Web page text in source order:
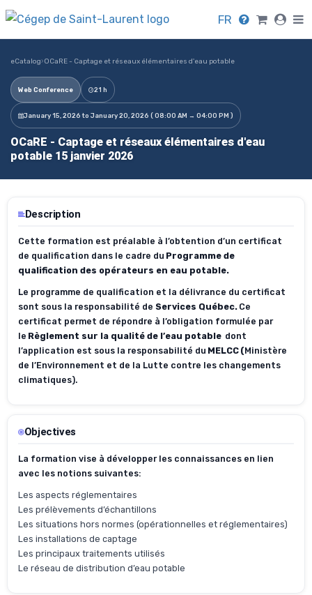
FR
eCatalog›OCaRE - Captage et réseaux élémentaires d'eau potable
Web Conference 21 h
January 15, 2026 to January 20, 2026 ( 08:00 AM → 04:00 PM )
OCaRE - Captage et réseaux élémentaires d'eau
potable 15 janvier 2026
Description
Cette formation est préalable à l’obtention d’un certificat
de qualification dans le cadre du Programme de
qualification des opérateurs en eau potable.
Le programme de qualification et la délivrance du certificat
sont sous la responsabilité de Services Québec. Ce
certificat permet de répondre à l’obligation formulée par
le Règlement sur la qualité de l’eau potable dont
l’application est sous la responsabilité du MELCC (Ministère
de l’Environnement et de la Lutte contre les changements
climatiques).
Objectives
La formation vise à développer les connaissances en lien
avec les notions suivantes:
Les aspects réglementaires
Les prélèvements d’échantillons
Les situations hors normes (opérationnelles et réglementaires)
Les installations de captage
Les principaux traitements utilisés
Le réseau de distribution d’eau potable